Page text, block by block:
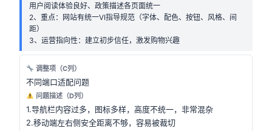
用户阅读体验良好、政策描述各页面统一
2、重点：网站有统一VI指导规范（字体、配色、按钮、风格、间
距）
3、运营指向性：建立初步信任，激发购物兴趣
调整项（C列）
不同端口适配问题
问题描述（D列）
1.导航栏内容过多，图标多样，高度不统一，非常混杂
2.移动端左右侧安全距离不够，容易被裁切